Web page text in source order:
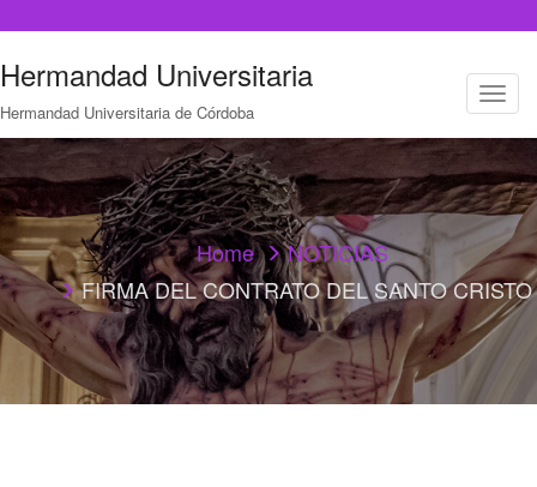
Hermandad Universitaria
Hermandad Universitaria de Córdoba
T
o
g
l
e
n
a
v
i
g
a
t
Home
NOTICIAS
FIRMA DEL CONTRATO DEL SANTO CRISTO